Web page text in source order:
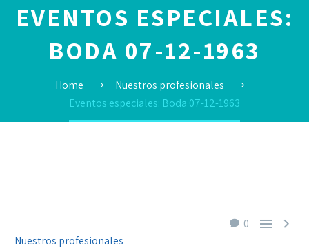
EVENTOS ESPECIALES:
BODA 07-12-1963
Home
Nuestros profesionales
Eventos especiales: Boda 07-12-1963
0  
Nuestros profesionales